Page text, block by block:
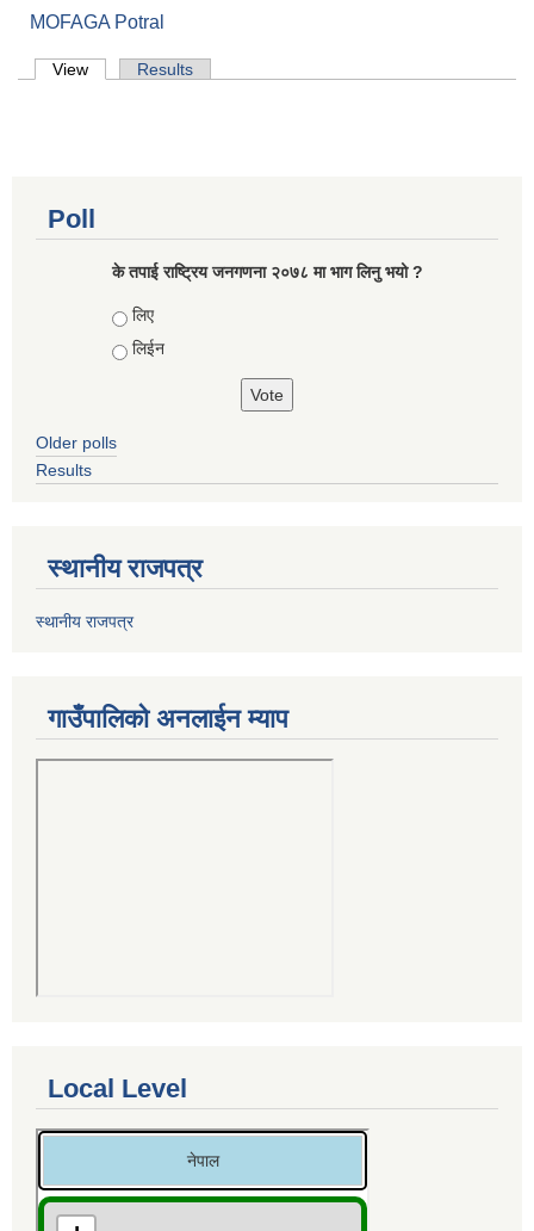
MOFAGA Potral
Primary tabs
View (active tab)
Results
Poll
के तपाई राष्ट्रिय जनगणना २०७८ मा भाग लिनु भयो ?
Choices
लिए
लिईन
Older polls
Results
स्थानीय राजपत्र
स्थानीय राजपत्र
गाउँपालिको अनलाईन म्याप
Local Level